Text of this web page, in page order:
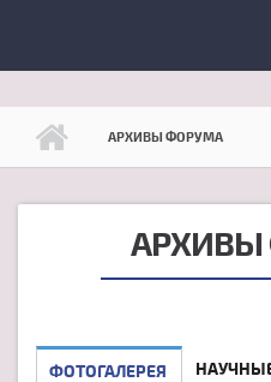
АРХИВЫ ФОРУМА
ФОТОГАЛЕРЕЯ